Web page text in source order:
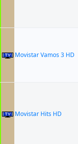
Movistar Vamos 3 HD
Movistar Hits HD